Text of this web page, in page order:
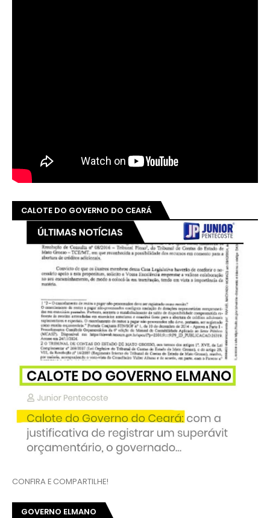
CALOTE DO GOVERNO DO CEARÁ
CONFIRA E COMPARTILHE!
GOVERNO ELMANO